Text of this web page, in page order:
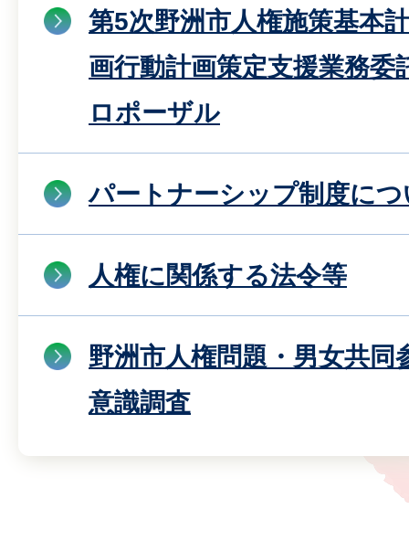
第5次野洲市人権施策基本
画行動計画策定支援業務委
ロポーザル
パートナーシップ制度に
人権に関係する法令等
野洲市人権問題・男女共同
意識調査